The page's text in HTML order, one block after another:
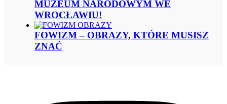
MUZEUM NARODOWYM WE
WROCŁAWIU!
FOWIZM – OBRAZY, KTÓRE MUSISZ
ZNAĆ